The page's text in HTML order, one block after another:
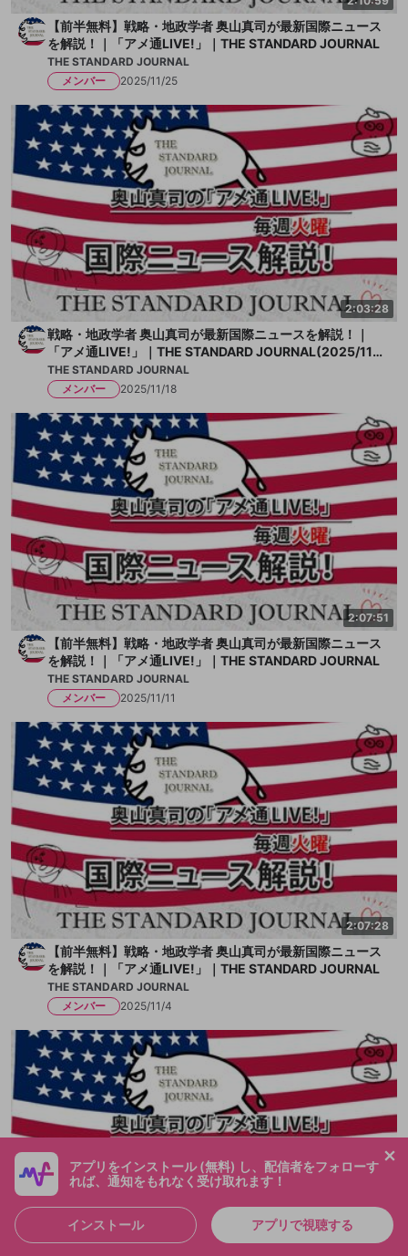
【前半無料】戦略・地政学者 奥山真司が最新国際ニュース
を解説！｜「アメ通LIVE!」｜THE STANDARD JOURNAL
THE STANDARD JOURNAL
メンバー
2025/11/25
2:03:28
戦略・地政学者 奥山真司が最新国際ニュースを解説！｜
「アメ通LIVE!」｜THE STANDARD JOURNAL(2025/11/
18)
THE STANDARD JOURNAL
メンバー
2025/11/18
2:07:51
【前半無料】戦略・地政学者 奥山真司が最新国際ニュース
を解説！｜「アメ通LIVE!」｜THE STANDARD JOURNAL
THE STANDARD JOURNAL
メンバー
2025/11/11
2:07:28
【前半無料】戦略・地政学者 奥山真司が最新国際ニュース
を解説！｜「アメ通LIVE!」｜THE STANDARD JOURNAL
THE STANDARD JOURNAL
メンバー
2025/11/4
2:19:58
アプリをインストール (無料) し、配信者をフォローす
れば、通知をもれなく受け取れます！
インストール アプリで視聴する